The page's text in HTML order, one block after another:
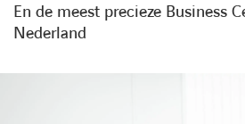
Nieuws
En de meest precieze Business
Nederland